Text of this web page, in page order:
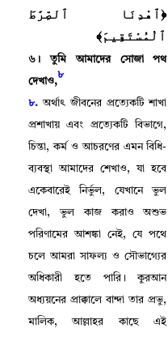
﴿ٱهْدِنَا ٱلصِّرَٰطَ
ٱلْمُسْتَقِيمَ﴾
৬ । তুমি আমাদের সোজা পথ
দেখাও,
৮
৮. অর্থাৎ জীবনের প্রত্যেকটি শাখা
প্রশাখায় এবং প্রত্যেকটি বিভাগে,
চিন্তা,কর্ম ও আচরণের এমন বিধি-
ব্যবস্থা আমাদের শেখাও,যা হবে
একেবারেই নির্ভুল, যেখানে ভুল
দেখা,ভুল কাজ করাও অশুভ
পরিণামের আশঙ্কা নেই,যে পথে
চলে আমরা সাফল্য ও সৌভাগ্যের
অধিকারী হতে পারি।কুরআন
অধ্যয়নের প্রাক্কালে বান্দা তার প্রভু,
মালিক,আল্লাহর কাছে এই